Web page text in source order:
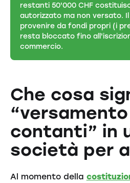
restanti 50'000 CHF
autorizzato ma non versato.
provenire da fondi propri (i
resta bloccato fino
commercio.
Che cosa
contanti” in
società per
Al momento della